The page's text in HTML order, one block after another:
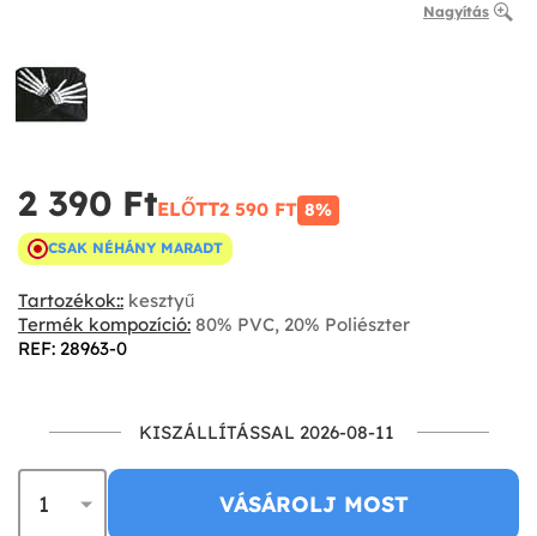
Nagyítás
2 390 Ft‎ELŐTT2 590 FT‎ 8%
CSAK NÉHÁNY MARADT
Tartozékok:: kesztyű
Termék kompozíció: 80% PVC, 20% Poliészter
REF: 28963-0
KISZÁLLÍTÁSSAL 2026-08-11
VÁSÁROLJ MOST